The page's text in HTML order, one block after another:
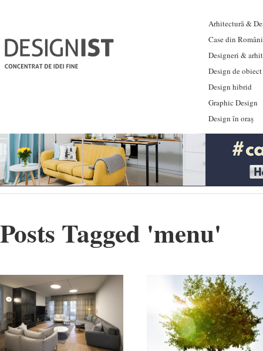
Arhitectură &
Case din
Designeri &
Design de obiect
Design hibrid
Graphic Design
Design în oraș
Posts Tagged 'menu'